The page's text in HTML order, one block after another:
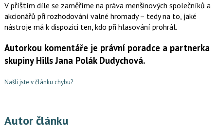
V příštím díle se zaměříme na práva menšinových společníků a
akcionářů při rozhodování valné hromady – tedy na to, jaké
nástroje má k dispozici ten, kdo při hlasování prohrál.
Autorkou komentáře je právní poradce a partnerka
skupiny Hills Jana Polák Dudychová.
Našli jste v článku chybu?
Autor článku